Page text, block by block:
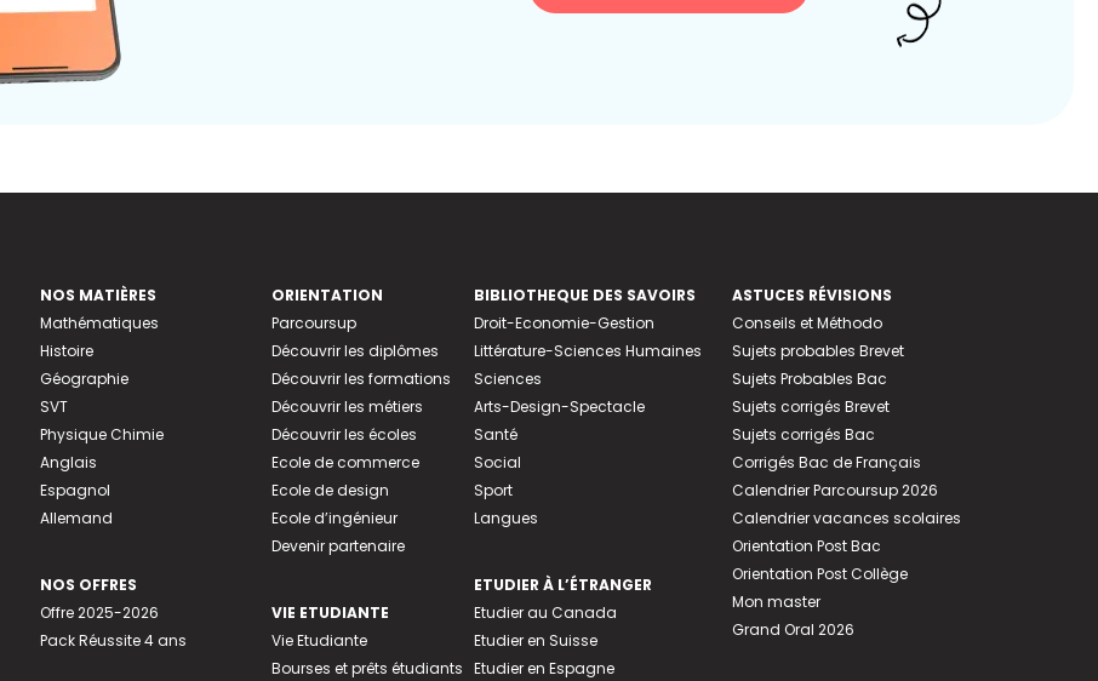
NOS MATIÈRES
Mathématiques
Histoire
Géographie
SVT
Physique Chimie
Anglais
Espagnol
Allemand
NOS OFFRES
Offre 2025-2026
Pack Réussite 4 ans
ORIENTATION
Parcoursup
Découvrir les diplômes
Découvrir les formations
Découvrir les métiers
Découvrir les écoles
Ecole de commerce
Ecole de design
Ecole d’ingénieur
Devenir partenaire
VIE ETUDIANTE
Vie Etudiante
Bourses et prêts étudiants
BIBLIOTHEQUE DES SAVOIRS
Droit-Economie-Gestion
Littérature-Sciences Humaines
Sciences
Arts-Design-Spectacle
Santé
Social
Sport
Langues
ETUDIER À L’ÉTRANGER
Etudier au Canada
Etudier en Suisse
Etudier en Espagne
ASTUCES RÉVISIONS
Conseils et Méthodo
Sujets probables Brevet
Sujets Probables Bac
Sujets corrigés Brevet
Sujets corrigés Bac
Corrigés Bac de Français
Calendrier Parcoursup 2026
Calendrier vacances scolaires
Orientation Post Bac
Orientation Post Collège
Mon master
Grand Oral 2026